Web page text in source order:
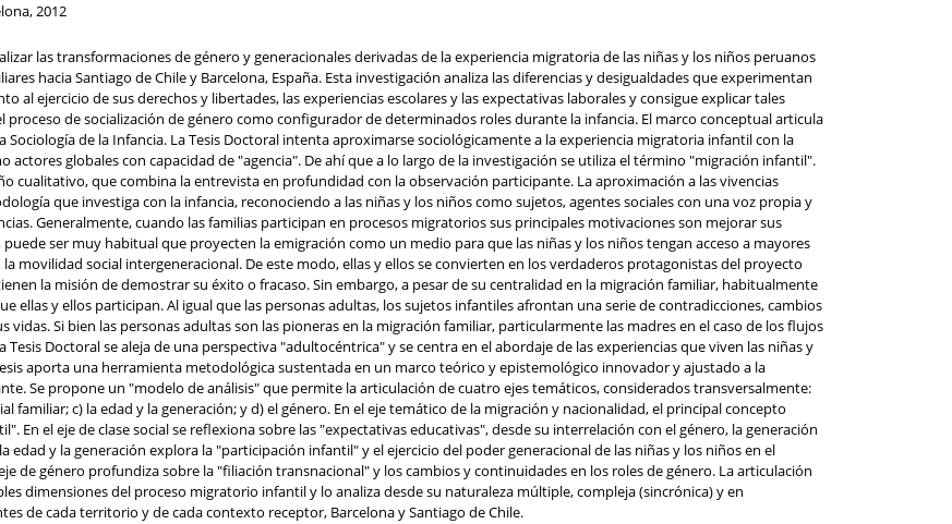
2012
las transformaciones de género y generacionales derivadas de la experiencia migratoria de las niñas y los niños peruanos
hacia Santiago de Chile y Barcelona, España. Esta investigación analiza las diferencias y desigualdades que experimentan
al ejercicio de sus derechos y libertades, las experiencias escolares y las expectativas laborales y consigue explicar tales
proceso de socialización de género como configurador de determinados roles durante la infancia. El marco conceptual articula
Sociología de la Infancia. La Tesis Doctoral intenta aproximarse sociológicamente a la experiencia migratoria infantil con la
actores globales con capacidad de "agencia". De ahí que a lo largo de la investigación se utiliza el término "migración infantil".
cualitativo, que combina la entrevista en profundidad con la observación participante. La aproximación a las vivencias
que investiga con la infancia, reconociendo a las niñas y los niños como sujetos, agentes sociales con una voz propia y
Generalmente, cuando las familias participan en procesos migratorios sus principales motivaciones son mejorar sus
ser muy habitual que proyecten la emigración como un medio para que las niñas y los niños tengan acceso a mayores
movilidad social intergeneracional. De este modo, ellas y ellos se convierten en los verdaderos protagonistas del proyecto
la misión de demostrar su éxito o fracaso. Sin embargo, a pesar de su centralidad en la migración familiar, habitualmente
ellas y ellos participan. Al igual que las personas adultas, los sujetos infantiles afrontan una serie de contradicciones, cambios
Si bien las personas adultas son las pioneras en la migración familiar, particularmente las madres en el caso de los flujos
Tesis Doctoral se aleja de una perspectiva "adultocéntrica" y se centra en el abordaje de las experiencias que viven las niñas y
aporta una herramienta metodológica sustentada en un marco teórico y epistemológico innovador y ajustado a la
Se propone un "modelo de análisis" que permite la articulación de cuatro ejes temáticos, considerados transversalmente:
familiar; c) la edad y la generación; y d) el género. En el eje temático de la migración y nacionalidad, el principal concepto
En el eje de clase social se reflexiona sobre las "expectativas educativas", desde su interrelación con el género, la generación
edad y la generación explora la "participación infantil" y el ejercicio del poder generacional de las niñas y los niños en el
de género profundiza sobre la "filiación transnacional" y los cambios y continuidades en los roles de género. La articulación
dimensiones del proceso migratorio infantil y lo analiza desde su naturaleza múltiple, compleja (sincrónica) y en
de cada territorio y de cada contexto receptor, Barcelona y Santiago de Chile.